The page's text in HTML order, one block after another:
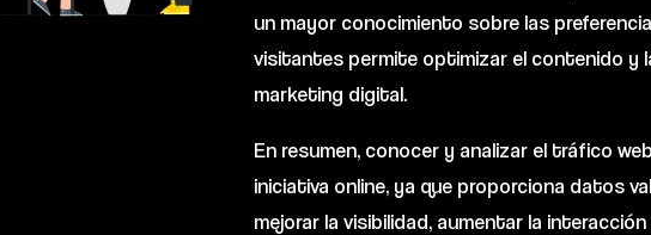
un mayor conocimiento sobre las
visitantes permite optimizar el contenido y
marketing digital.
En resumen, conocer y analizar el tráfico
iniciativa online, ya que proporciona datos
mejorar la visibilidad, aumentar la